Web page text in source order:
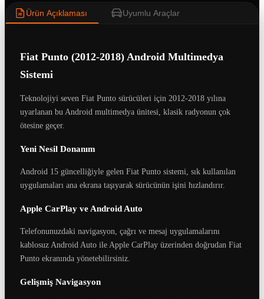
Ürün Açıklaması Uyumlu Araçlar
Fiat Punto (2012-2018) Android Multimedya
Sistemi
Teknolojiyi seven Fiat Punto sürücüleri için 2012-2018 yılına
uyarlanan bu Android multimedya ünitesi, klasik radyonun çok
ötesine geçer.
Yeni Nesil Donanım
Android 15 güncelliğiyle gelen Fiat Punto sistemi, sık kullanılan
uygulamaları ana ekrana taşıyarak sürücünün işini hızlandırır.
Apple CarPlay ve Android Auto
Telefonunuzdaki navigasyon, çağrı ve mesaj uygulamalarını
kablosuz Android Auto ile Apple CarPlay üzerinden doğrudan Fiat
Punto ekranında yönetebilirsiniz.
Gelişmiş Navigasyon